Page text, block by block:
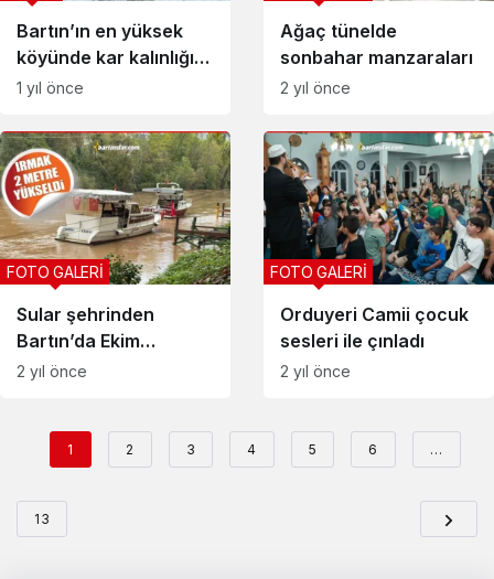
Bartın’ın en yüksek
köyünde kar kalınlığı
70 santimi geçti
1 yıl önce
Ağaç tünelde
sonbahar manzaraları
2 yıl önce
Sular şehrinden
Bartın’da Ekim
manzaraları
FOTO GALERİ
2 yıl önce
Orduyeri Camii çocuk
sesleri ile çınladı
FOTO GALERİ
2 yıl önce
1 2 3 4 5 6 …
13